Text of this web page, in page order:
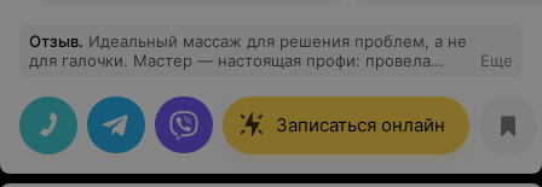
Отзыв. Идеальный массаж для решения проблем, а не
для галочки. Мастер — настоящая профи: провела
зоны и точечно с ними поработала. Глубокие техники,
отличное знание анатомии, никакой лишней боли,
только ощутимое расслабление каждой мышцы. После
сеанса спина стала легкой, плечи расправились, ушла
зажатость между лопатками. Атмосфера очень
Еще
Записаться онлайн